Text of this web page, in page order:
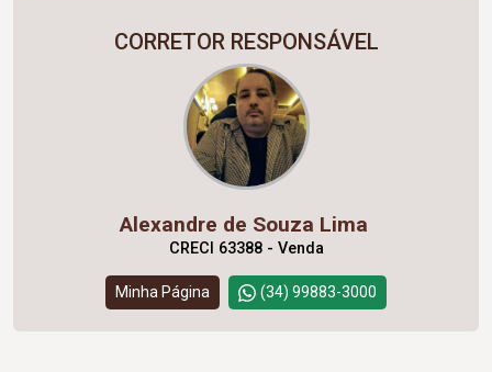
CORRETOR RESPONSÁVEL
Alexandre de Souza Lima
CRECI 63388 - Venda
Minha Página (34) 99883-3000